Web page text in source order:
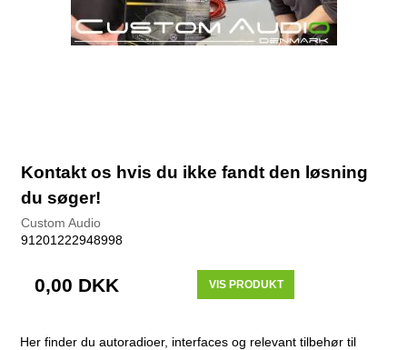
Kontakt os hvis du ikke fandt den løsning
du søger!
Custom Audio
91201222948998
0,00 DKK VIS PRODUKT
Her finder du autoradioer, interfaces og relevant tilbehør til